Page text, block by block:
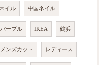
イル 中国ネイル
パープル IKEA 鶴浜
メンズカット レディース